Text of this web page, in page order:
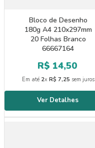
Bloco de Desenho
180g A4 210x297mm
20 Folhas Branco
66667164
R$ 14,50
Em até 2x R$ 7,25 sem juros